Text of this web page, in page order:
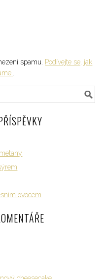
spamu.
Podívejte se, jak
ovocem